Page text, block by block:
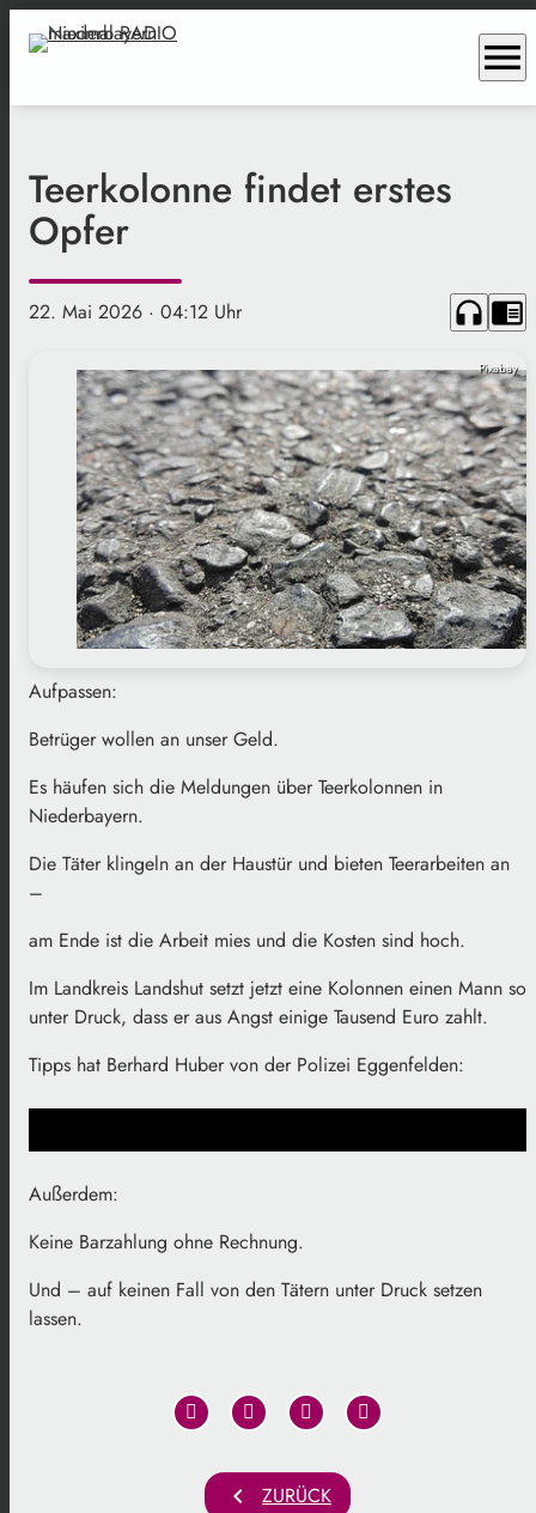
menu
Teerkolonne findet erstes
Opfer
22. Mai 2026 · 04:12 Uhr headphones chrome_reader_mode
Pixabay
Aufpassen:
Betrüger wollen an unser Geld.
Es häufen sich die Meldungen über Teerkolonnen in
Niederbayern.
Die Täter klingeln an der Haustür und bieten Teerarbeiten an
–
am Ende ist die Arbeit mies und die Kosten sind hoch.
Im Landkreis Landshut setzt jetzt eine Kolonnen einen Mann so
unter Druck, dass er aus Angst einige Tausend Euro zahlt.
Tipps hat Berhard Huber von der Polizei Eggenfelden:
Außerdem:
Keine Barzahlung ohne Rechnung.
Und – auf keinen Fall von den Tätern unter Druck setzen
lassen.
chevron_left ZURÜCK